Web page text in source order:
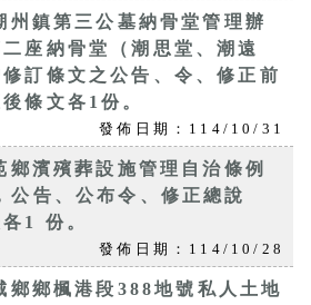
州鎮第三公墓納骨堂管理辦
座納骨堂（潮思堂、潮遠
訂條文之公告、令、修正前
條文各1份。
發佈日期：114/10/31
鄉濱殯葬設施管理自治條例
公告、公布令、修正總說
1 份。
發佈日期：114/10/28
鄉鄉楓港段388地號私人土地